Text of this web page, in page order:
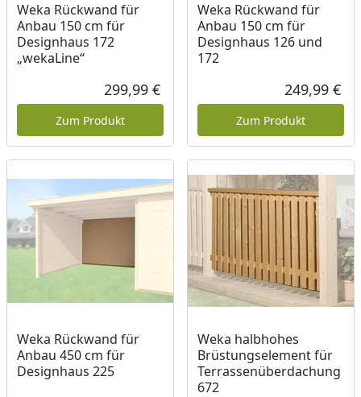
Weka Rückwand für
Anbau 150 cm für
Designhaus 172
„wekaLine“
Aktueller Preis
299,99 €
Zum Produkt
Weka Rückwand für
Anbau 150 cm für
Designhaus 126 und
172
249,99 €
Zum Produkt
Weka Rückwand für
Anbau 450 cm für
Designhaus 225
Weka halbhohes
Brüstungselement für
Terrassenüberdachung
672